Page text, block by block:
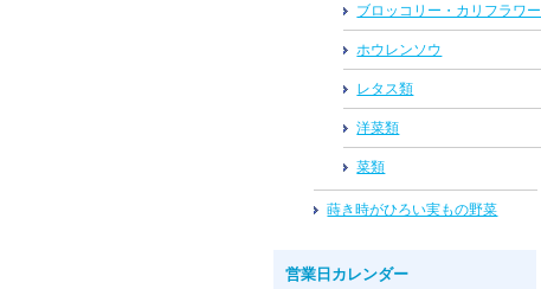
ブロッコリー・カリフラワー
ホウレンソウ
レタス類
洋菜類
菜類
蒔き時がひろい実もの野菜
営業日カレンダー